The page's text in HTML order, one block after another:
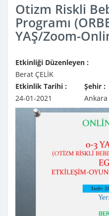
Otizm Riskli
Programı
YAŞ/Zoom-
Etkinliği Düzenleyen :
Berat ÇELİK
Etkinlik Tarihi :
24-01-2021
Şehir :
Ankara